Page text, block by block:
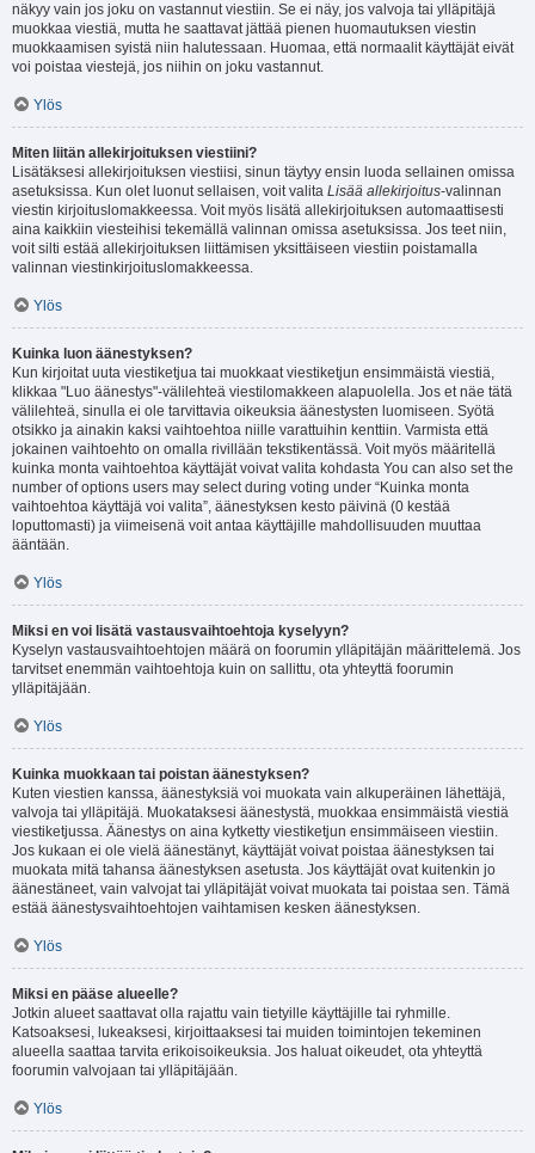
näkyy vain jos joku on vastannut viestiin. Se ei näy, jos valvoja tai ylläpitäjä
muokkaa viestiä, mutta he saattavat jättää pienen huomautuksen viestin
muokkaamisen syistä niin halutessaan. Huomaa, että normaalit käyttäjät eivät
voi poistaa viestejä, jos niihin on joku vastannut.
Ylös
Miten liitän allekirjoituksen viestiini?
Lisätäksesi allekirjoituksen viestiisi, sinun täytyy ensin luoda sellainen omissa
asetuksissa. Kun olet luonut sellaisen, voit valita Lisää allekirjoitus-valinnan
viestin kirjoituslomakkeessa. Voit myös lisätä allekirjoituksen automaattisesti
aina kaikkiin viesteihisi tekemällä valinnan omissa asetuksissa. Jos teet niin,
voit silti estää allekirjoituksen liittämisen yksittäiseen viestiin poistamalla
valinnan viestinkirjoituslomakkeessa.
Ylös
Kuinka luon äänestyksen?
Kun kirjoitat uuta viestiketjua tai muokkaat viestiketjun ensimmäistä viestiä,
klikkaa "Luo äänestys"-välilehteä viestilomakkeen alapuolella. Jos et näe tätä
välilehteä, sinulla ei ole tarvittavia oikeuksia äänestysten luomiseen. Syötä
otsikko ja ainakin kaksi vaihtoehtoa niille varattuihin kenttiin. Varmista että
jokainen vaihtoehto on omalla rivillään tekstikentässä. Voit myös määritellä
kuinka monta vaihtoehtoa käyttäjät voivat valita kohdasta You can also set the
number of options users may select during voting under “Kuinka monta
vaihtoehtoa käyttäjä voi valita”, äänestyksen kesto päivinä (0 kestää
loputtomasti) ja viimeisenä voit antaa käyttäjille mahdollisuuden muuttaa
ääntään.
Ylös
Miksi en voi lisätä vastausvaihtoehtoja kyselyyn?
Kyselyn vastausvaihtoehtojen määrä on foorumin ylläpitäjän määrittelemä. Jos
tarvitset enemmän vaihtoehtoja kuin on sallittu, ota yhteyttä foorumin
ylläpitäjään.
Ylös
Kuinka muokkaan tai poistan äänestyksen?
Kuten viestien kanssa, äänestyksiä voi muokata vain alkuperäinen lähettäjä,
valvoja tai ylläpitäjä. Muokataksesi äänestystä, muokkaa ensimmäistä viestiä
viestiketjussa. Äänestys on aina kytketty viestiketjun ensimmäiseen viestiin.
Jos kukaan ei ole vielä äänestänyt, käyttäjät voivat poistaa äänestyksen tai
muokata mitä tahansa äänestyksen asetusta. Jos käyttäjät ovat kuitenkin jo
äänestäneet, vain valvojat tai ylläpitäjät voivat muokata tai poistaa sen. Tämä
estää äänestysvaihtoehtojen vaihtamisen kesken äänestyksen.
Ylös
Miksi en pääse alueelle?
Jotkin alueet saattavat olla rajattu vain tietyille käyttäjille tai ryhmille.
Katsoaksesi, lukeaksesi, kirjoittaaksesi tai muiden toimintojen tekeminen
alueella saattaa tarvita erikoisoikeuksia. Jos haluat oikeudet, ota yhteyttä
foorumin valvojaan tai ylläpitäjään.
Ylös